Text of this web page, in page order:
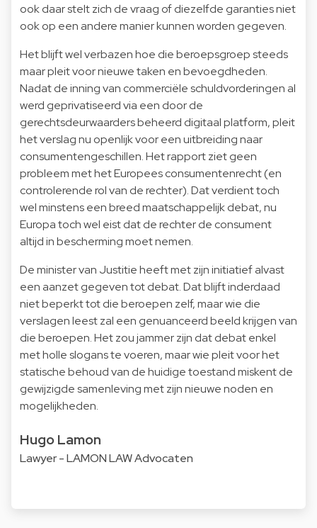
ook daar stelt zich de vraag of diezelfde garanties niet
ook op een andere manier kunnen worden gegeven.
Het blijft wel verbazen hoe die beroepsgroep steeds
maar pleit voor nieuwe taken en bevoegdheden.
Nadat de inning van commerciële schuldvorderingen al
werd geprivatiseerd via een door de
gerechtsdeurwaarders beheerd digitaal platform, pleit
het verslag nu openlijk voor een uitbreiding naar
consumentengeschillen. Het rapport ziet geen
probleem met het Europees consumentenrecht (en
controlerende rol van de rechter). Dat verdient toch
wel minstens een breed maatschappelijk debat, nu
Europa toch wel eist dat de rechter de consument
altijd in bescherming moet nemen.
De minister van Justitie heeft met zijn initiatief alvast
een aanzet gegeven tot debat. Dat blijft inderdaad
niet beperkt tot die beroepen zelf, maar wie die
verslagen leest zal een genuanceerd beeld krijgen van
die beroepen. Het zou jammer zijn dat debat enkel
met holle slogans te voeren, maar wie pleit voor het
statische behoud van de huidige toestand miskent de
gewijzigde samenleving met zijn nieuwe noden en
mogelijkheden.
Hugo Lamon
Lawyer - LAMON LAW Advocaten